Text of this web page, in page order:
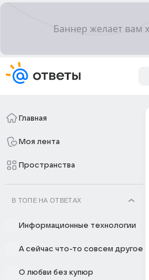
Главная
Моя лента
Пространства
В ТОПЕ НА ОТВЕТАХ
Информационные технологии
А сейчас что-то совсем другое
О любви без купюр